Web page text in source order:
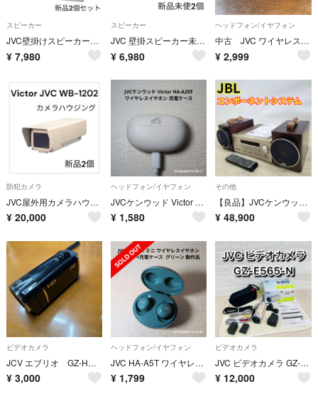
スピーカー
JVC壁掛けスピーカー新品2個セット定価25000円
¥ 7,980
スピーカー
JVC 壁掛スピーカー未使用品2個セット
¥ 6,980
ヘッドフォン/イヤフォン
中古 JVC ワイヤレス キッズヘッドホン ピンク 本体 2個セット
¥ 2,999
防犯カメラ
JVC屋外用カメラハウジング 新品2個 定価90000円
¥ 20,000
ヘッドフォン/イヤフォン
JVCケンウッド Victor HA-A20T ワイヤレスイヤホン 充電ケース ホワイト 白 充電器本体 中古
¥ 1,580
その他
【良品】JVCケンウッド コンポ EX-HR5
¥ 48,900
ビデオカメラ
JCV エブリオ GZ-HM460
¥ 3,000
ヘッドフォン/イヤフォン
JVC HA-A5T ワイヤレスイヤホン 両耳ペア 充電ケース グリーン 動作品 中古 格安
¥ 1,799
ビデオカメラ
JVC ビデオカメラ GZ-E565-N 追加バッテリー付き
¥ 12,000